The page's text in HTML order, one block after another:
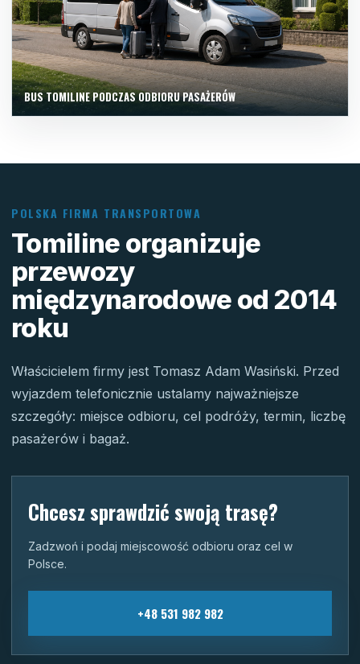
BUS TOMILINE PODCZAS ODBIORU PASAŻERÓW
POLSKA FIRMA TRANSPORTOWA
Tomiline organizuje
przewozy
międzynarodowe od 2014
roku
Właścicielem firmy jest Tomasz Adam Wasiński. Przed
wyjazdem telefonicznie ustalamy najważniejsze
szczegóły: miejsce odbioru, cel podróży, termin, liczbę
pasażerów i bagaż.
Chcesz sprawdzić swoją trasę?
Zadzwoń i podaj miejscowość odbioru oraz cel w
Polsce.
+48 531 982 982